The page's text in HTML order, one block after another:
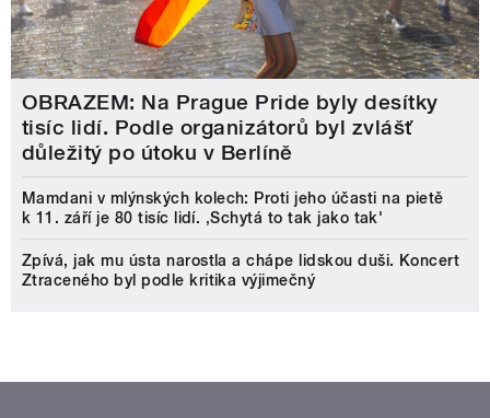
OBRAZEM: Na Prague Pride byly desítky
tisíc lidí. Podle organizátorů byl zvlášť
důležitý po útoku v Berlíně
Mamdani v mlýnských kolech: Proti jeho účasti na pietě
k 11. září je 80 tisíc lidí. ‚Schytá to tak jako tak'
Zpívá, jak mu ústa narostla a chápe lidskou duši. Koncert
Ztraceného byl podle kritika výjimečný